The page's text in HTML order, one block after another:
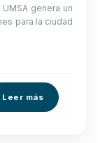
genera un
para la ciudad
Leer más